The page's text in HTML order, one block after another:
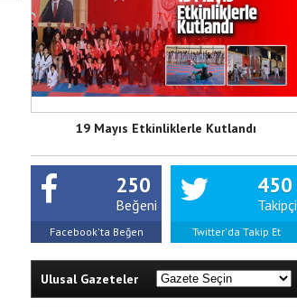
19 Mayıs Etkinliklerle Kutlandı
250
Beğeni
Facebook'ta Beğen
450
Takipçi
Twitter'da Takip Et
Ulusal Gazeteler